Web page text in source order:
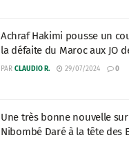
Achraf Hakimi pousse un
la défaite du Maroc aux JO
PAR CLAUDIO R. 29/07/2024 0
Une très bonne nouvelle
Nibombé Daré à la tête des